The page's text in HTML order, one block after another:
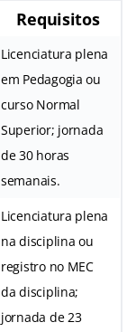
Requisitos
Licenciatura plena
em Pedagogia ou
curso Normal
Superior; jornada
de 30 horas
semanais.
Licenciatura plena
na disciplina ou
registro no MEC
da disciplina;
jornada de 23